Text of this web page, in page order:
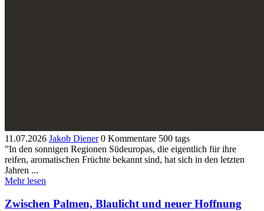
11.07.2026 Jakob Diener 0 Kommentare 500 tags
”In den sonnigen Regionen Südeuropas, die eigentlich für ihre
reifen, aromatischen Früchte bekannt sind, hat sich in den letzten
Jahren ...
Mehr lesen
Zwischen Palmen, Blaulicht und neuer Hoffnung